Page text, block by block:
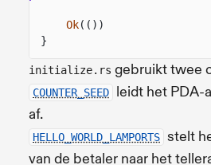
Ok(())
}
initialize.rs gebruikt twee
COUNTER_SEED
leidt het PDA-
af.
HELLO_WORLD_LAMPORTS stelt
van de betaler naar het